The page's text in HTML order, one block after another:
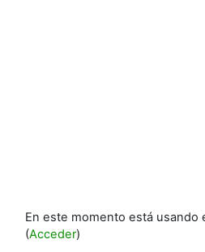
En este momento está usando
(Acceder)